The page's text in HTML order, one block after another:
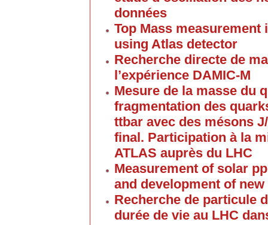
données
Top Mass
using Atlas detector
Recherche directe de
l’expérience DAMIC-M
Mesure de la masse du
fragmentation des
ttbar avec des mésons
final. Participation à la
ATLAS auprès du LHC
Measurement of solar
and development of
Recherche de particule
durée de vie au LHC